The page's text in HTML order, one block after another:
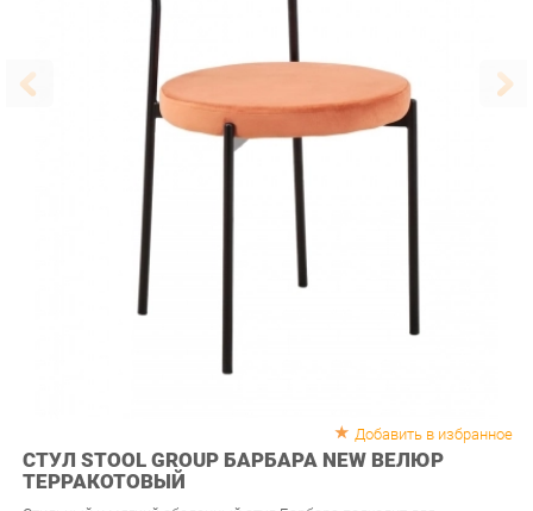
СТУЛ STOOL GROUP БАРБАРА NEW ВЕЛЮР
Стильный и мягкий обеденный стул Барбара подходит для
эксплуатации на кухне или гостиной